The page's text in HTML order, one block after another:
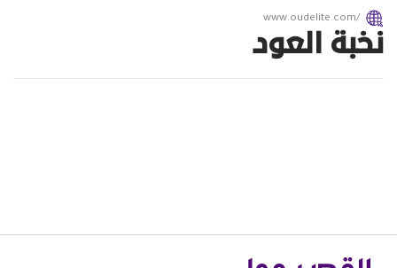
www.oudelite.com/
نخبة العود